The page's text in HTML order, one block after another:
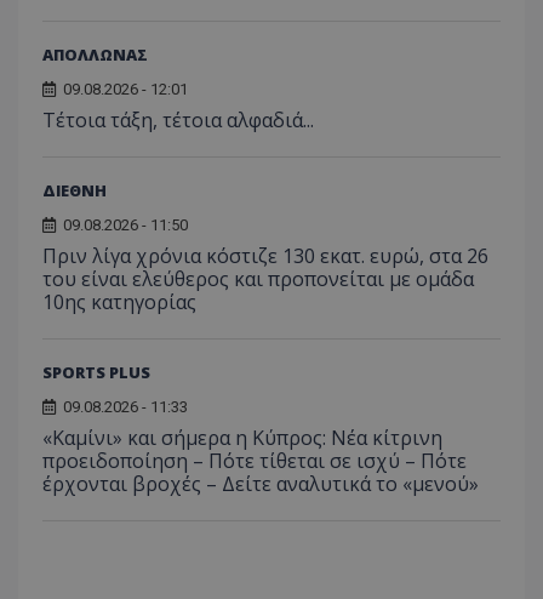
ΑΠΟΛΛΩΝΑΣ
09.08.2026 - 12:01
Τέτοια τάξη, τέτοια αλφαδιά...
ΔΙΕΘΝΗ
09.08.2026 - 11:50
Πριν λίγα χρόνια κόστιζε 130 εκατ. ευρώ, στα 26
του είναι ελεύθερος και προπονείται με ομάδα
10ης κατηγορίας
SPORTS PLUS
09.08.2026 - 11:33
«Καμίνι» και σήμερα η Κύπρος: Νέα κίτρινη
προειδοποίηση – Πότε τίθεται σε ισχύ – Πότε
έρχονται βροχές – Δείτε αναλυτικά το «μενού»